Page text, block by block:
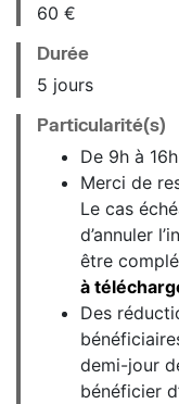
60 €
Durée
5 jours
Particularité(s)
De 9h à 16h
Merci de
Le cas
d’annuler
être
à
Des
demi-jour
bénéficier